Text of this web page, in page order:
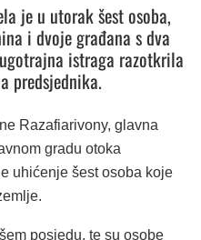
je u utorak šest osoba,
i dvoje građana s dva
istraga razotkrila
predsjednika.
Razafiarivony, glavna
gradu otoka
uhićenje šest osoba koje
posjedu, te su osobe